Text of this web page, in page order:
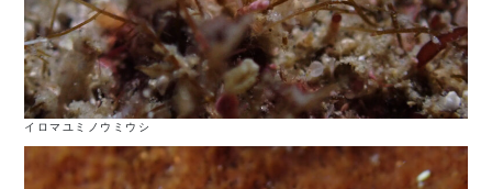
イロマユミノウミウシ